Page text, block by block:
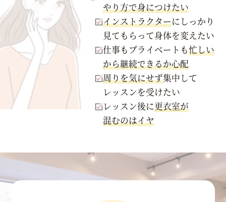
やり方で身につけたい
インストラクターにしっかり
見てもらって身体を変えたい
仕事もプライベートも忙しい
から継続できるか心配
周りを気にせず集中して
レッスンを受けたい
レッスン後に更衣室が
混むのはイヤ